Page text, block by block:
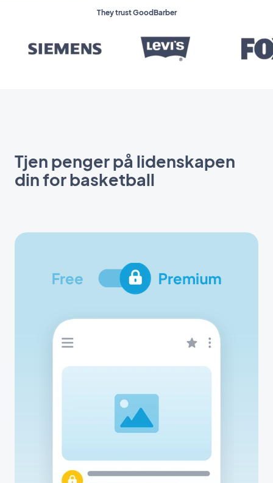
They trust GoodBarber
Tjen penger på lidenskapen
din for basketball